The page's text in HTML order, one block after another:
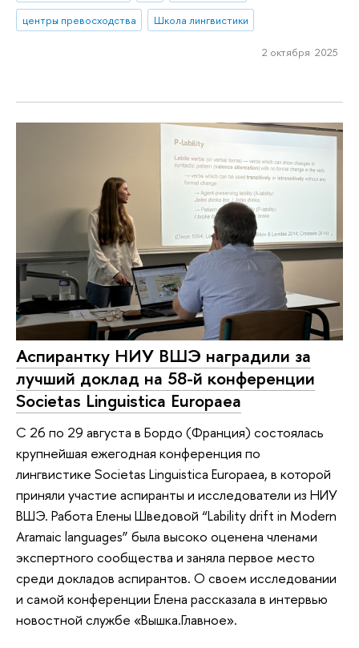
центры превосходства
Школа лингвистики
2 октября 2025
Аспирантку НИУ ВШЭ наградили за
лучший доклад на 58-й конференции
Societas Linguistica Europaea
С 26 по 29 августа в Бордо (Франция) состоялась
крупнейшая ежегодная конференция по
лингвистике Societas Linguistica Europaea, в которой
приняли участие аспиранты и исследователи из НИУ
ВШЭ. Работа Елены Шведовой “Lability drift in Modern
Aramaic languages” была высоко оценена членами
экспертного сообщества и заняла первое место
среди докладов аспирантов. О своем исследовании
и самой конференции Елена рассказала в интервью
новостной службе «Вышка.Главное».